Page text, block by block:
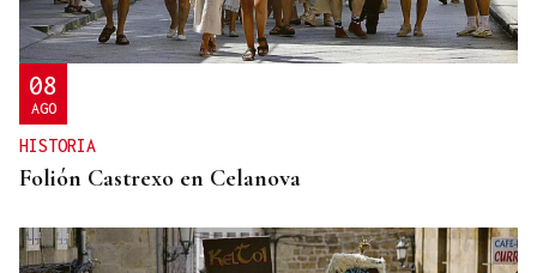
08
AGO
HISTORIA
Folión Castrexo en Celanova